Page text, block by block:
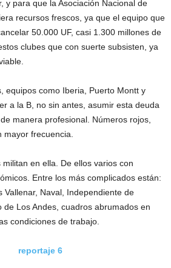
y para que la Asociación Nacional de
recursos frescos, ya que el equipo que
50.000 UF, casi 1.300 millones de
clubes que con suerte subsisten, ya
equipos como Iberia, Puerto Montt y
a la B, no sin antes, asumir esta deuda
manera profesional. Números rojos,
frecuencia.
en ella. De ellos varios con
Entre los más complicados están:
Vallenar, Naval, Independiente de
de Los Andes, cuadros abrumados en
condiciones de trabajo.